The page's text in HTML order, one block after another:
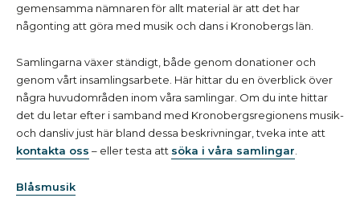
gemensamma nämnaren för allt material är att det har
någonting att göra med musik och dans i Kronobergs län.
Samlingarna växer ständigt, både genom donationer och
genom vårt insamlingsarbete. Här hittar du en överblick över
några huvudområden inom våra samlingar. Om du inte hittar
det du letar efter i samband med Kronobergsregionens musik-
och dansliv just här bland dessa beskrivningar, tveka inte att
kontakta oss – eller testa att söka i våra samlingar
Blåsmusik